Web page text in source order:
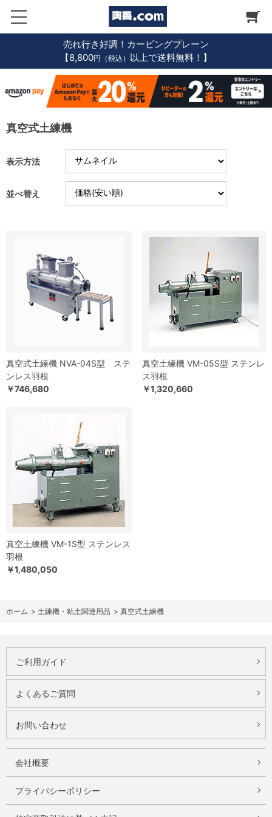
売れ行き好調！カービングプレーン
【8,800円（税込） 以上で送料無料！】
真空式土練機
表示方法
並べ替え
真空式土練機 NVA-04S型 ステ
ンレス羽根
￥746,680
真空土練機 VM-05S型 ステンレ
ス羽根
￥1,320,660
真空土練機 VM-1S型 ステンレス
羽根
￥1,480,050
ホーム > 土練機・粘土関連用品 > 真空式土練機
ご利用ガイド
よくあるご質問
お問い合わせ
会社概要
プライバシーポリシー